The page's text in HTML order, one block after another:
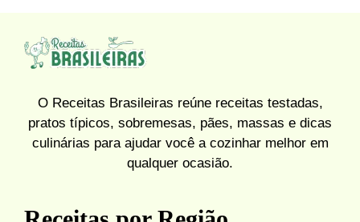
O Receitas Brasileiras reúne receitas testadas,
pratos típicos, sobremesas, pães, massas e dicas
culinárias para ajudar você a cozinhar melhor em
qualquer ocasião.